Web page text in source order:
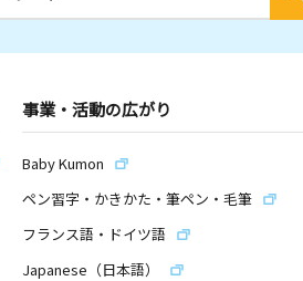
事業・活動の広がり
Baby Kumon
ペン習字・かきかた・筆ペン・毛筆
フランス語・ドイツ語
Japanese（日本語）